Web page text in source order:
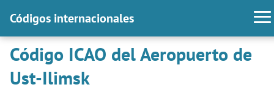
Códigos internacionales
Código ICAO del Aeropuerto de
Ust-Ilimsk